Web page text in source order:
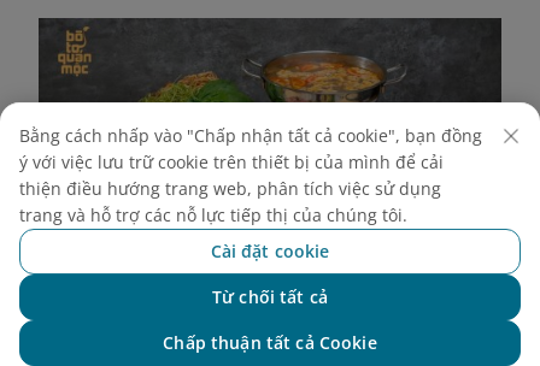
Bằng cách nhấp vào "Chấp nhận tất cả cookie", bạn đồng
ý với việc lưu trữ cookie trên thiết bị của mình để cải
thiện điều hướng trang web, phân tích việc sử dụng
trang và hỗ trợ các nỗ lực tiếp thị của chúng tôi.
Cài đặt cookie
Từ chối tất cả
Chấp thuận tất cả Cookie